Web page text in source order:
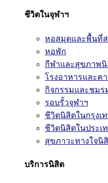
ชีวิตในจุฬาฯ
หอสมุดและพื้นที่ส
หอพัก
กีฬาและสุขภาพ
โรงอาหารและคา
กิจกรรมและชมร
รอบรั้วจุฬาฯ
ชีวิตนิสิตในกรุงเ
ชีวิตนิสิตในประเ
สุขภาวะทางใจนิ
บริการนิสิต